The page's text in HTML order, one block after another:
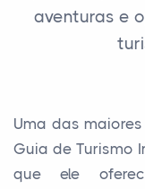
aventuras e
Uma das
Guia de Turismo
que ele